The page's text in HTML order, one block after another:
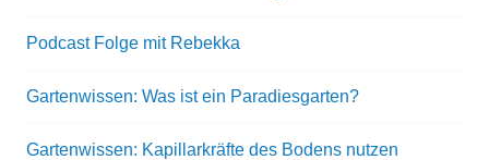
Podcast Folge mit Rebekka
Gartenwissen: Was ist ein Paradiesgarten?
Gartenwissen: Kapillarkräfte des Bodens nutzen